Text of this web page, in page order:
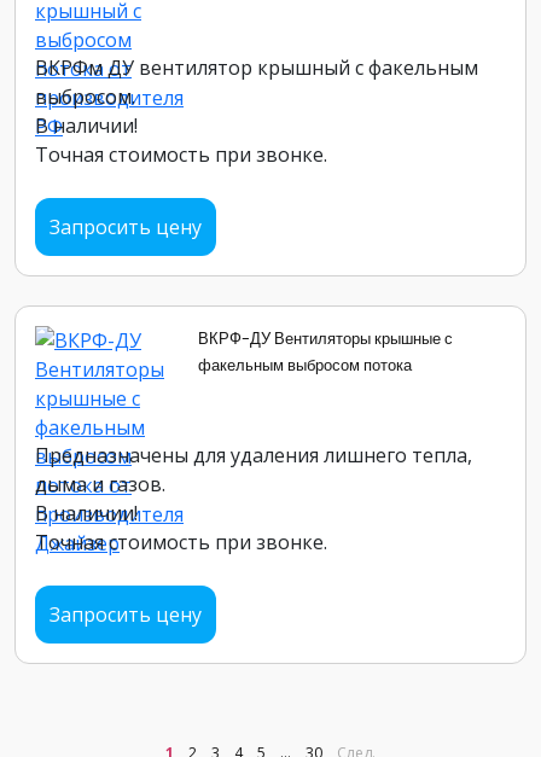
ВКРФм ДУ вентилятор крышный с факельным
выбросом.
В наличии!
Точная стоимость при звонке.
Запросить цену
ВКРФ-ДУ Вентиляторы крышные с
факельным выбросом потока
Предназначены для удаления лишнего тепла,
дыма и газов.
В наличии!
Точная стоимость при звонке.
Запросить цену
1 2 3 4 5 ... 30 След.